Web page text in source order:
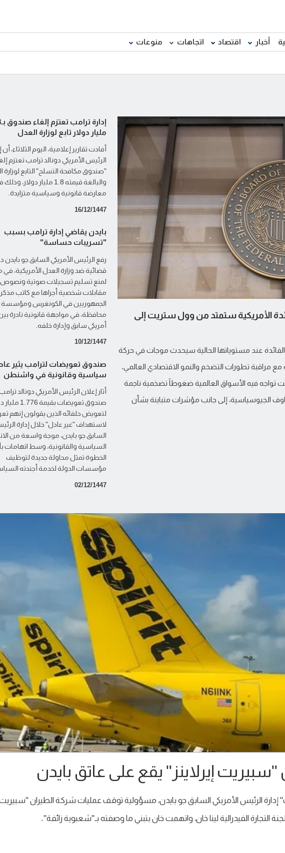
أخبار اقتصاد اتجاهات منوعات
الفائدة الأمريكية ستمتد من وول ستريت إلى
عند مستوياتها الحالية سيحدث موجات في حركة
مراقبة تطورات التضخم والنمو الاقتصادي العالمي.
تواجه فيه الأسواق العالمية ضغوطاً تضخمية ناجمة
الجيوسياسية، إلى جانب مؤشرات متباينة بشأن
مليار دولار تابع لوزارة العدل
أفادت تقارير إعلامية، اليوم الثلاثاء، أن
الرئيس الأمريكي دونالد ترامب تعتزم
"صندوق مكافحة التسلح" التابع لوزارة
والبالغة قيمته 1.8 مليار
معارضة قانونية وسياسية متزايدة.
16/12/1447
بايدن يقاضي إدارة ترامب بسبب
"تسريبات حساسة"
رفع الرئيس الأمريكي السابق جو بايدن
قضائية ضد وزارة العدل الأمريكية، في
لمنع تسليم تسجيلات صوتية ونصوص
مقابلات شخصية أجراها مع كاتب
الجمهوريين في الكونغرس ومؤسسة
محافظة، في مواجهة قانونية نادرة
أمريكي سابق وإدارة خلفه.
10/12/1447
صندوق تعويضات لترامب يثير
سياسية وقانونية في واشنطن
أثار إعلان الرئيس الأمريكي دونالد
صندوق تعويضات بقيمة
لتعويض حلفائه الذين يقولون إنهم
لاستهداف "غير عادل" خلال إدارة
السابق جو بايدن، موجة واسعة من
السياسية والقانونية، وسط اتهامات
الخطوة تمثل محاولة جديدة لتوظيف
مؤسسات الدولة لخدمة أجندته
02/12/1447
إيرلاينز" يقع على عاتق بايدن
الرئيس الأمريكي السابق جو بايدن، مسؤولية توقف عمليات شركة الطيران
التجارة الفيدرالية لينا خان، واتهمت خان بتبني ما وصفته بـ"شعبوية زائفة".